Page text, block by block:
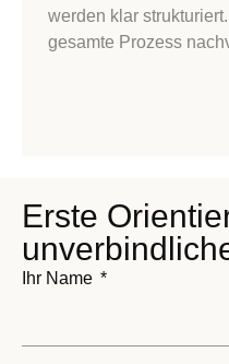
werden klar
gesamte Prozess
Erste
Ihr Name